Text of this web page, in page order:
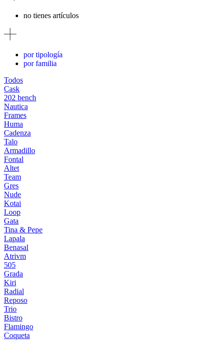
no tienes artículos
por tipología
por familia
Todos
Cask
202 bench
Nautica
Frames
Huma
Cadenza
Talo
Armadillo
Fontal
Altet
Team
Gres
Nude
Kotai
Loop
Gata
Tina & Pepe
Lapala
Benasal
Atrivm
505
Grada
Kiri
Radial
Reposo
Trio
Bistro
Flamingo
Coqueta